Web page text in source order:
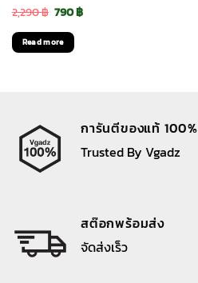
2,290฿ Original
price
was:
790฿Current
Read more
การันตีของแท้ 100%
Trusted By Vgadz
สต๊อกพร้อมส่ง
จัดส่งเร็ว